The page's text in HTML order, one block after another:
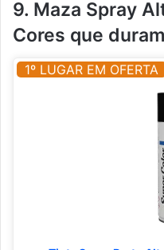
9. Maza Spray
Cores que duram
1º LUGAR EM OFERTA